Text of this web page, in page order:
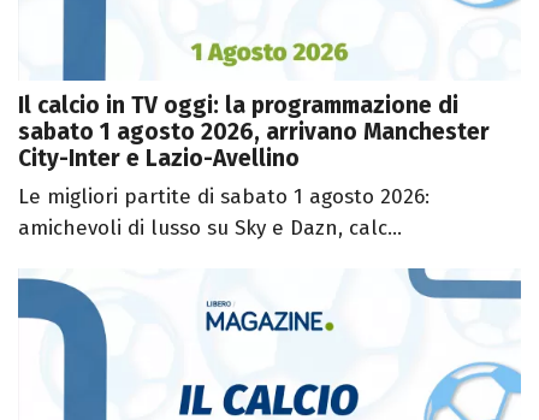
Il calcio in TV oggi: la programmazione di
sabato 1 agosto 2026, arrivano Manchester
City-Inter e Lazio-Avellino
Le migliori partite di sabato 1 agosto 2026:
amichevoli di lusso su Sky e Dazn, calc...